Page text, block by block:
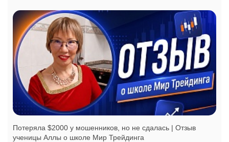
Потеряла $2000 у мошенников, но не сдалась | Отзыв
ученицы Аллы о школе Мир Трейдинга